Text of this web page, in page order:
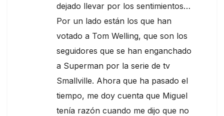
dejado llevar por los sentimientos…
Por un lado están los que han
votado a Tom Welling, que son los
seguidores que se han enganchado
a Superman por la serie de tv
Smallville. Ahora que ha pasado el
tiempo, me doy cuenta que Miguel
tenía razón cuando me dijo que no